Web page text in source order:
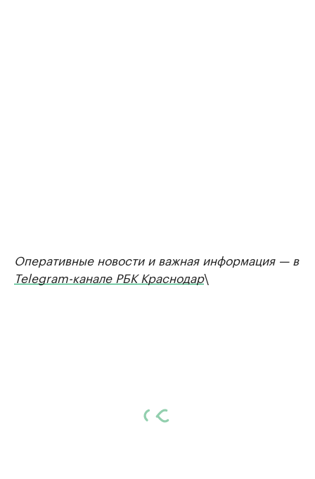
Оперативные новости и важная информация — в
Telegram-канале РБК Краснодар\